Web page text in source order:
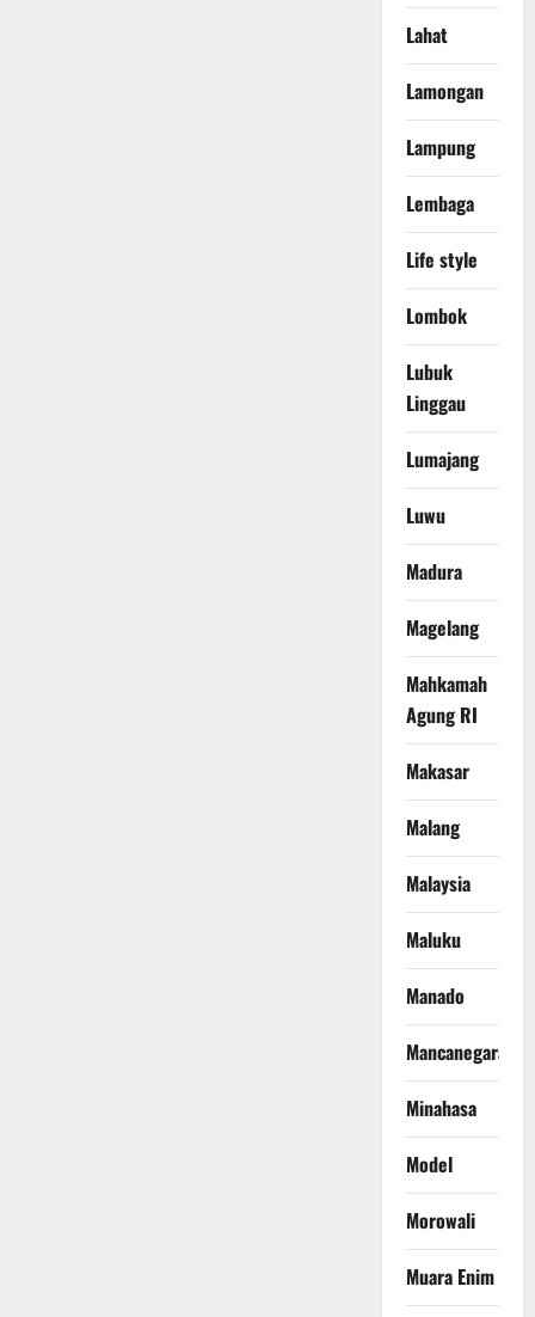
Lahat
Lamongan
Lampung
Lembaga
Life style
Lombok
Lubuk
Linggau
Lumajang
Luwu
Madura
Magelang
Mahkamah
Agung RI
Makasar
Malang
Malaysia
Maluku
Manado
Mancanegara
Minahasa
Model
Morowali
Muara Enim